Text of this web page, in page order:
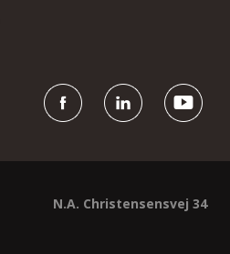
N.A. Christensensvej 34